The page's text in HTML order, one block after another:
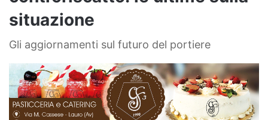
situazione
Gli aggiornamenti sul futuro del portiere